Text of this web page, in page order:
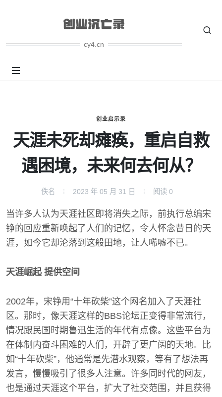
cy4.cn
创业启示录
天涯未死却瘫痪，重启自救
遇困境，未来何去何从？
佚名 2023 年 05 月 31 日 阅读 0
当许多人认为天涯社区即将消失之际，前执行总编宋
铮的回应重新唤起了人们的记忆，令人怀念昔日的天
涯，如今它却沦落到这般田地，让人唏嘘不已。
天涯崛起 提供空间
2002年，宋铮用“十年砍柴”这个网名加入了天涯社
区。那时，像天涯这样的BBS论坛正变得非常流行，
情况跟民国时期鲁迅生活的年代有点像。这些平台为
在体制内奋斗困难的人们，开辟了更广阔的天地。比
如“十年砍柴”，他通常是先潜水观察，等有了想法再
发言，慢慢吸引了很多人注意。许多同时代的网友，
也是通过天涯这个平台，扩大了社交范围，并且获得